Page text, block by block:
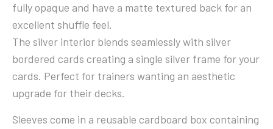
fully opaque and have a matte textured back for an
excellent shuffle feel.
The silver interior blends seamlessly with silver
bordered cards creating a single silver frame for your
cards. Perfect for trainers wanting an aesthetic
upgrade for their decks.
Sleeves come in a reusable cardboard box containing